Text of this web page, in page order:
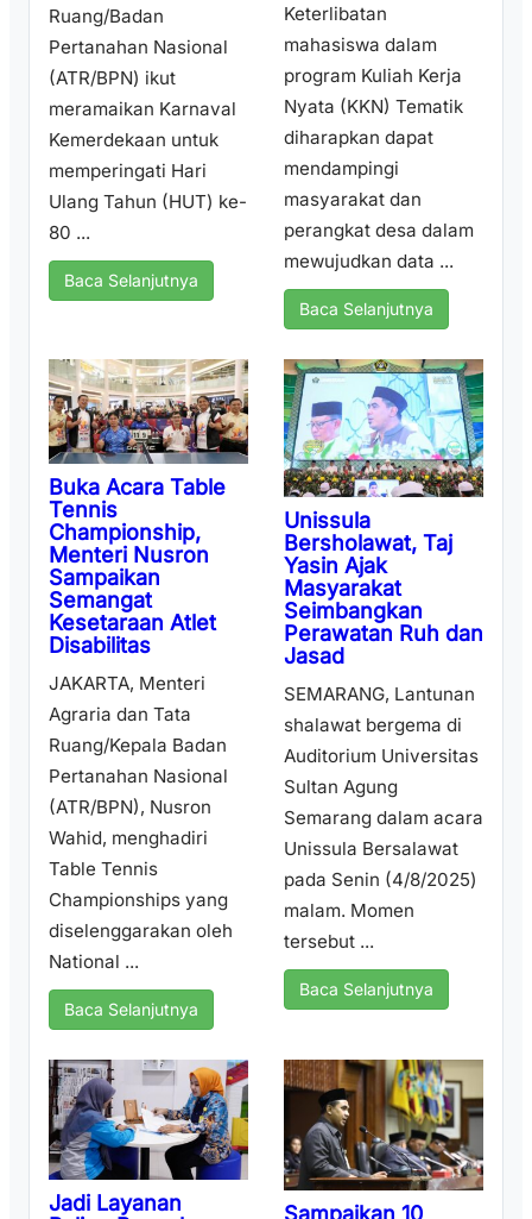
Ruang/Badan
Pertanahan Nasional
(ATR/BPN) ikut
meramaikan Karnaval
Kemerdekaan untuk
memperingati Hari
Ulang Tahun (HUT) ke-
80 ...
Baca Selanjutnya
Keterlibatan
mahasiswa dalam
program Kuliah Kerja
Nyata (KKN) Tematik
diharapkan dapat
mendampingi
masyarakat dan
perangkat desa dalam
mewujudkan data ...
Baca Selanjutnya
Buka Acara Table
Tennis
Championship,
Menteri Nusron
Sampaikan
Semangat
Kesetaraan Atlet
Disabilitas
JAKARTA, Menteri
Agraria dan Tata
Ruang/Kepala Badan
Pertanahan Nasional
(ATR/BPN), Nusron
Wahid, menghadiri
Table Tennis
Championships yang
diselenggarakan oleh
National ...
Baca Selanjutnya
Unissula
Bersholawat, Taj
Yasin Ajak
Masyarakat
Seimbangkan
Perawatan Ruh dan
Jasad
SEMARANG, Lantunan
shalawat bergema di
Auditorium Universitas
Sultan Agung
Semarang dalam acara
Unissula Bersalawat
pada Senin (4/8/2025)
malam. Momen
tersebut ...
Baca Selanjutnya
Jadi Layanan